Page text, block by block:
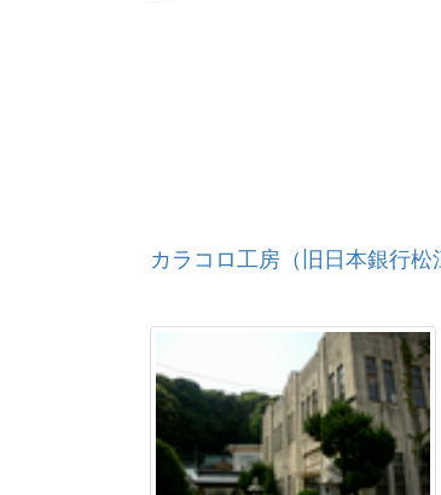
カラコロ工房（旧日本銀行松